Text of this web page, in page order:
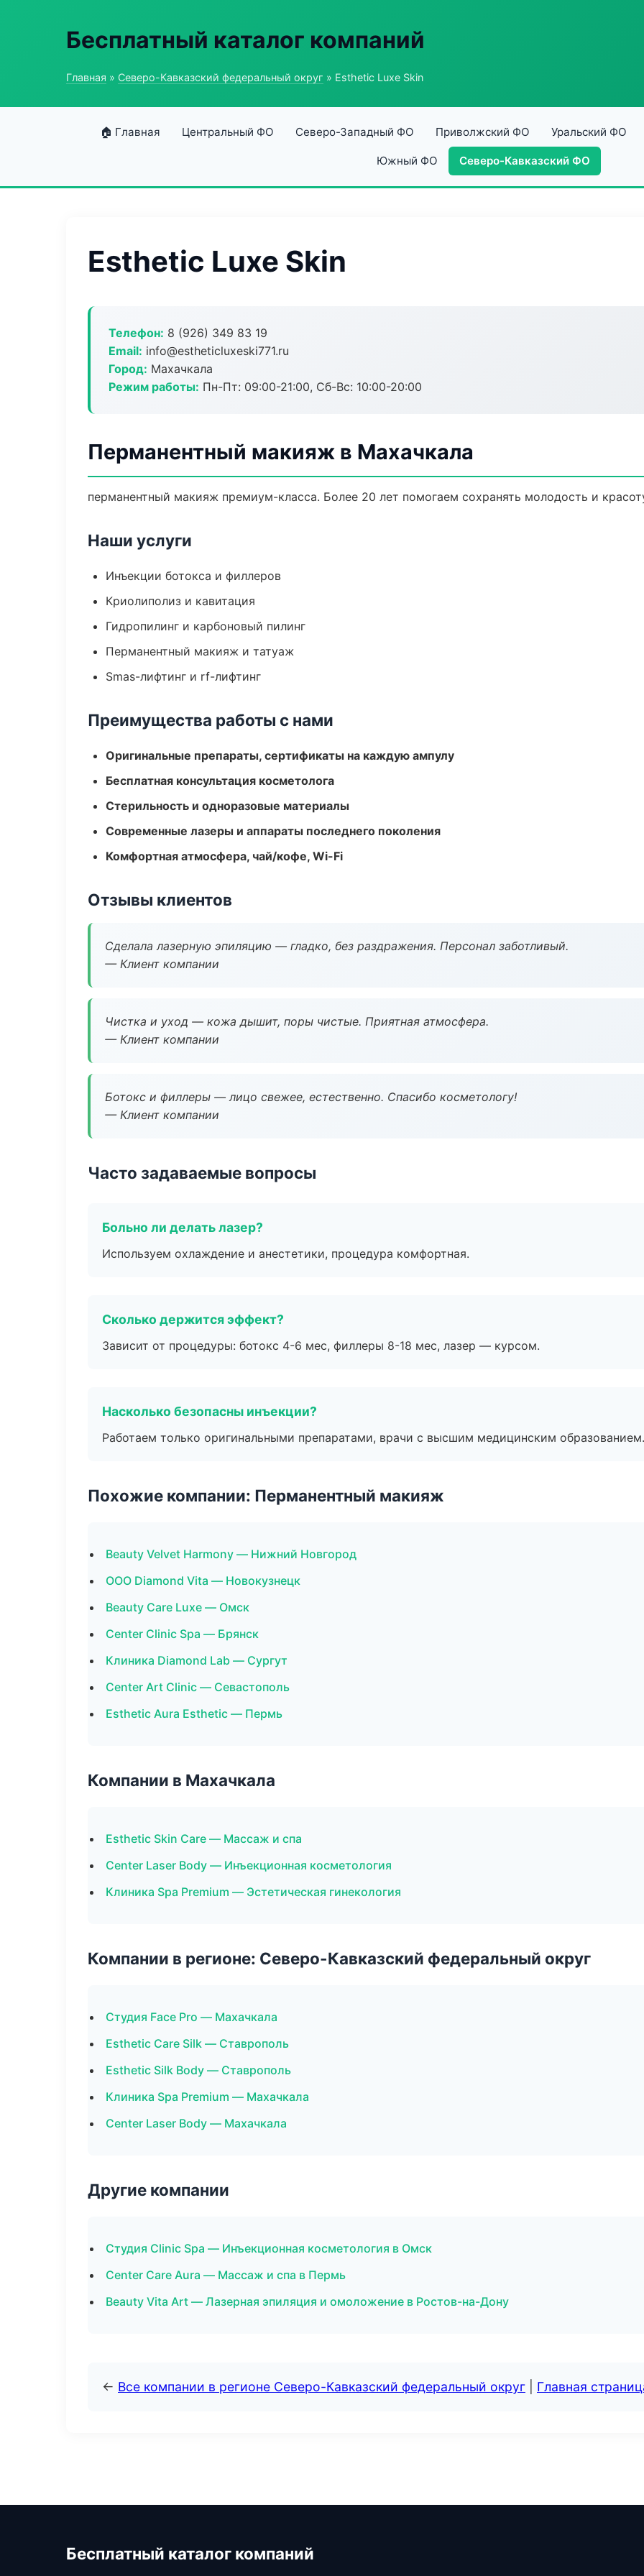
Бесплатный каталог компаний
Главная » Северо-Кавказский федеральный округ » Esthetic Luxe Skin
🏠 Главная Центральный ФО Северо-Западный ФО Приволжский ФО Уральский ФО
Южный ФО Северо-Кавказский ФО
Esthetic Luxe Skin
Телефон: 8 (926) 349 83 19
Email: info@estheticluxeski771.ru
Город: Махачкала
Режим работы: Пн-Пт: 09:00-21:00, Сб-Вс: 10:00-20:00
Перманентный макияж в Махачкала
перманентный макияж премиум-класса. Более 20 лет помогаем сохранять молодость и
Наши услуги
Инъекции ботокса и филлеров
Криолиполиз и кавитация
Гидропилинг и карбоновый пилинг
Перманентный макияж и татуаж
Smas-лифтинг и rf-лифтинг
Преимущества работы с нами
Оригинальные препараты, сертификаты на каждую ампулу
Бесплатная консультация косметолога
Стерильность и одноразовые материалы
Современные лазеры и аппараты последнего поколения
Комфортная атмосфера, чай/кофе, Wi-Fi
Отзывы клиентов
Сделала лазерную эпиляцию — гладко, без раздражения. Персонал заботливый.
— Клиент компании
Чистка и уход — кожа дышит, поры чистые. Приятная атмосфера.
— Клиент компании
Ботокс и филлеры — лицо свежее, естественно. Спасибо косметологу!
— Клиент компании
Часто задаваемые вопросы
Больно ли делать лазер?
Используем охлаждение и анестетики, процедура комфортная.
Сколько держится эффект?
Зависит от процедуры: ботокс 4-6 мес, филлеры 8-18 мес, лазер — курсом.
Насколько безопасны инъекции?
Работаем только оригинальными препаратами, врачи с высшим медицинским образованием.
Похожие компании: Перманентный макияж
Beauty Velvet Harmony — Нижний Новгород
ООО Diamond Vita — Новокузнецк
Beauty Care Luxe — Омск
Center Clinic Spa — Брянск
Клиника Diamond Lab — Сургут
Center Art Clinic — Севастополь
Esthetic Aura Esthetic — Пермь
Компании в Махачкала
Esthetic Skin Care — Массаж и спа
Center Laser Body — Инъекционная косметология
Клиника Spa Premium — Эстетическая гинекология
Компании в регионе: Северо-Кавказский федеральный округ
Студия Face Pro — Махачкала
Esthetic Care Silk — Ставрополь
Esthetic Silk Body — Ставрополь
Клиника Spa Premium — Махачкала
Center Laser Body — Махачкала
Другие компании
Студия Clinic Spa — Инъекционная косметология в Омск
Center Care Aura — Массаж и спа в Пермь
Beauty Vita Art — Лазерная эпиляция и омоложение в Ростов-на-Дону
← Все компании в регионе Северо-Кавказский федеральный округ Главная
Бесплатный каталог компаний